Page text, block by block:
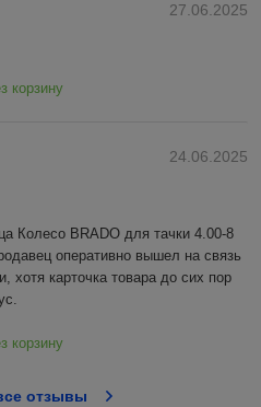
27.06.2025
корзину
24.06.2025
Колесо BRADO для тачки 4.00-8
оперативно вышел на связь
хотя карточка товара до сих пор
корзину
отзывы